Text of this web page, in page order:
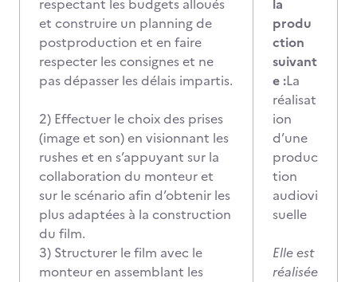
respectant les budgets alloués
et construire un planning de
postproduction et en faire
respecter les consignes et ne
pas dépasser les délais impartis.
2) Effectuer le choix des prises
(image et son) en visionnant les
rushes et en s’appuyant sur la
collaboration du monteur et
sur le scénario afin d’obtenir les
plus adaptées à la construction
du film.
3) Structurer le film avec le
monteur en assemblant les
la
produ
ction
suivant
e :La
réalisat
ion
d’une
produc
tion
audiovi
suelle
Elle est
réalisée